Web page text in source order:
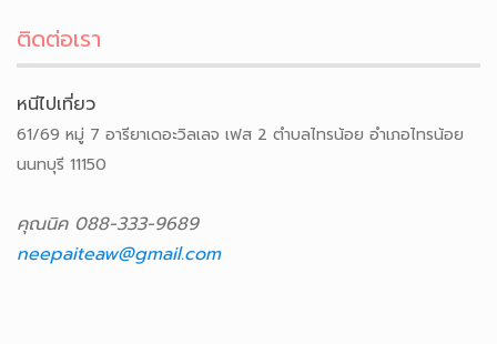
ติดต่อเรา
หนีไปเที่ยว
61/69 หมู่ 7 อารียาเดอะวิลเลจ เฟส 2 ตำบลไทรน้อย อำเภอไทรน้อย
นนทบุรี 11150
คุณนิค 088-333-9689
neepaiteaw@gmail.com